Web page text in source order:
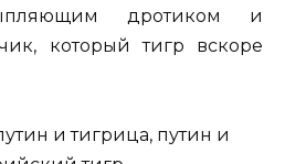
дротиком и
который тигр вскоре